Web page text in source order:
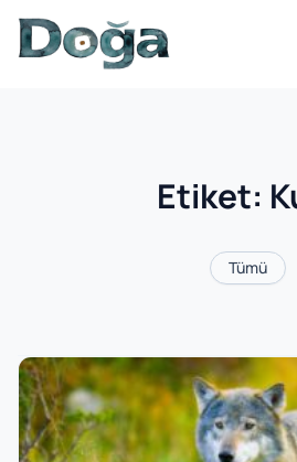
İçeriğe geç
Etiket:
Tümü